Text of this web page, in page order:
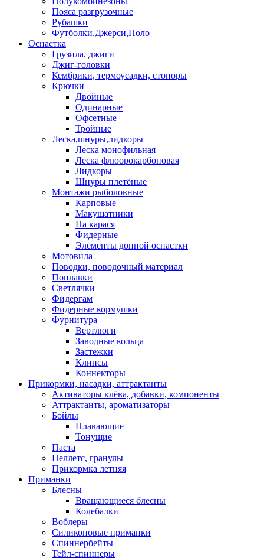
Пояса разгрузочные
Рубашки
Футболки,Джерси,Поло
Оснастка
Грузила, джиги
Джиг-головки
Кембрики, термоусадки, стопоры
Крючки
Двойные
Одинарные
Офсетные
Тройные
Леска,шнуры,лидкоры
Леска монофильная
Леска флюорокарбоновая
Лидкоры
Шнуры плетёные
Монтажи рыболовные
Карповые
Макушатники
На карася
Фидерные
Элементы донной оснастки
Мотовила
Поводки, поводочный материал
Поплавки
Светлячки
Фидергам
Фидерные кормушки
Фурнитура
Вертлюги
Заводные кольца
Застежки
Клипсы
Коннекторы
Прикормки, насадки, аттрактанты
Активаторы клёва, добавки, компоненты
Аттрактанты, ароматизаторы
Бойлы
Плавающие
Тонущие
Паста
Пеллетс, гранулы
Прикормка летняя
Приманки
Блесны
Вращающиеся блесны
Колебалки
Воблеры
Силиконовые приманки
Спиннербейты
Тейл-спиннеры